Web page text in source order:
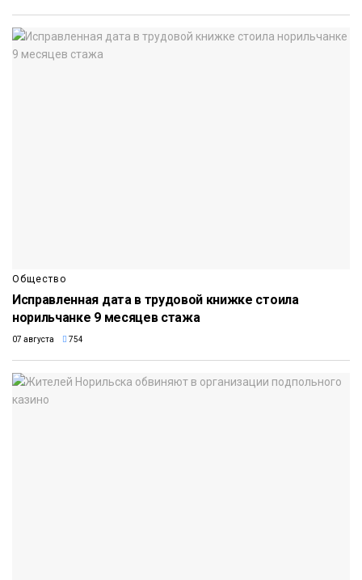
Общество
Исправленная дата в трудовой книжке стоила
норильчанке 9 месяцев стажа
07 августа 754